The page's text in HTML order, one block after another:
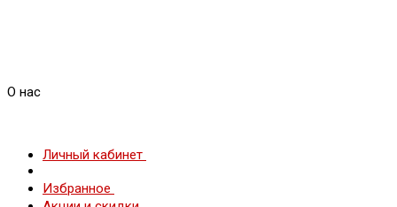
О нас
Личный кабинет
Избранное